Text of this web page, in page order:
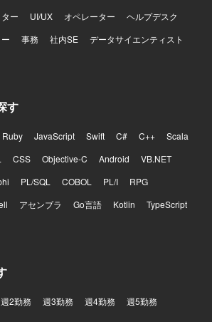
ー UI/UX オペレーター
ヘルプデスク
事務 社内SE
データサイエンティスト
す
Ruby JavaScript Swift C# C++
Scala
CSS Objective-C Android
VB.NET
PL/SQL COBOL PL/I
RPG
アセンブラ Go言語 Kotlin
TypeScript
週2勤務 週3勤務 週4勤務 週5勤務